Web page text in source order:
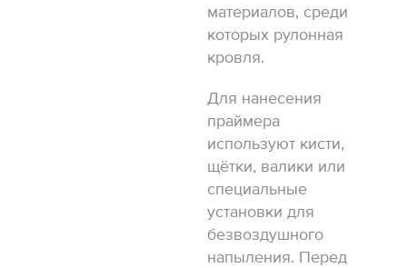
материалов, среди
которых рулонная
кровля.
Для нанесения
праймера
используют кисти,
щётки, валики или
специальные
установки для
безвоздушного
напыления. Перед